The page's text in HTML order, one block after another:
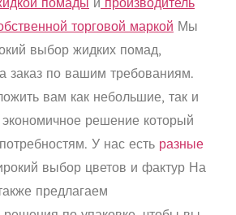
торговой маркой Мы
выбор жидких помад,
заказ по вашим требованиям.
вам как небольшие, так и
экономичное решение который
У нас есть разные
выбор цветов и фактур На
предлагаем